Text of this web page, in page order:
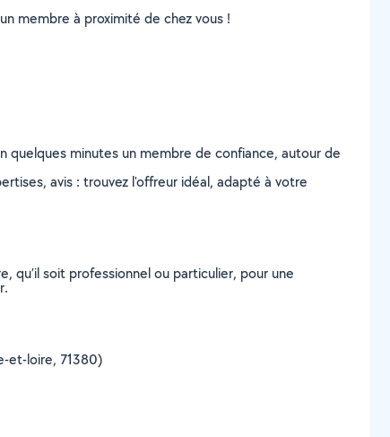
membre à proximité de chez vous !
quelques minutes un membre de confiance, autour de
avis : trouvez l'offreur idéal, adapté à votre
qu’il soit professionnel ou particulier, pour une
et-loire, 71380)